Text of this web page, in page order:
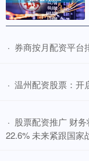
· 券商按月配资平台
· 温州配资股票：开
· 股票配资推广 财
22.6% 未来紧跟国家